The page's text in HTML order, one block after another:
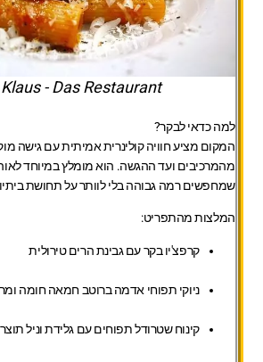
- Das Restaurant
למה כדאי לבקר?
המקום מציע חוויה קולינרית אמיתית עם גישה
מהמרכיבים ועד ההגשה. הוא מומלץ במיוחד
שמחפשים רמה גבוהה בלי לוותר על תחושת
המלצות מהתפריט:
קרפצ'יו בקר עם גבינת הרים טירולית
ניוקי תפוחי אדמה ברוטב חמאה חומה
קינוח שטרודל תפוחים עם גלידת וניל